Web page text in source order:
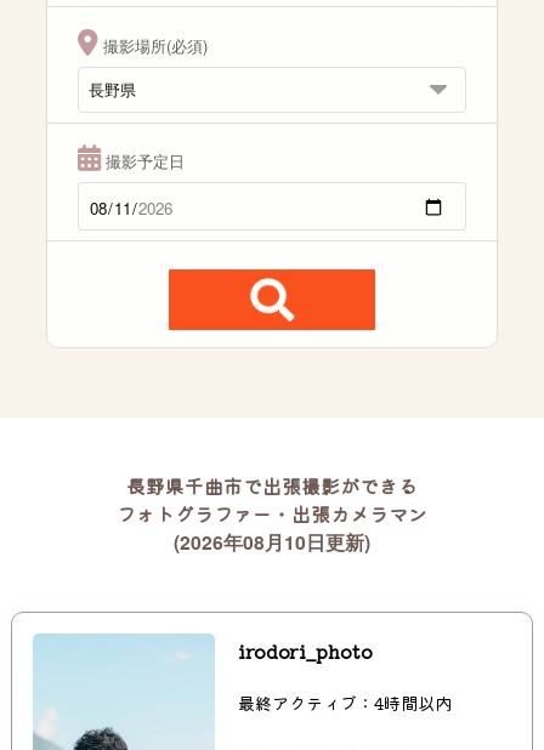
撮影場所(必須)
撮影予定日
長野県千曲市で出張撮影ができる
フォトグラファー・出張カメラマン
(2026年08月10日更新)
irodori_photo
最終アクティブ：4時間以内